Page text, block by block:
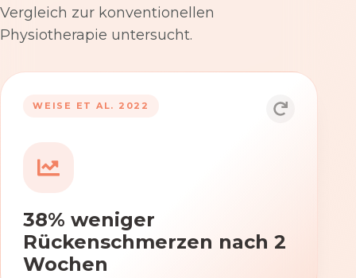
Vergleich zur konventionellen
Physiotherapie untersucht.
WEISE ET AL. 2022
38% weniger
Rückenschmerzen nach 2
Wochen
53% nach 12 Wochen